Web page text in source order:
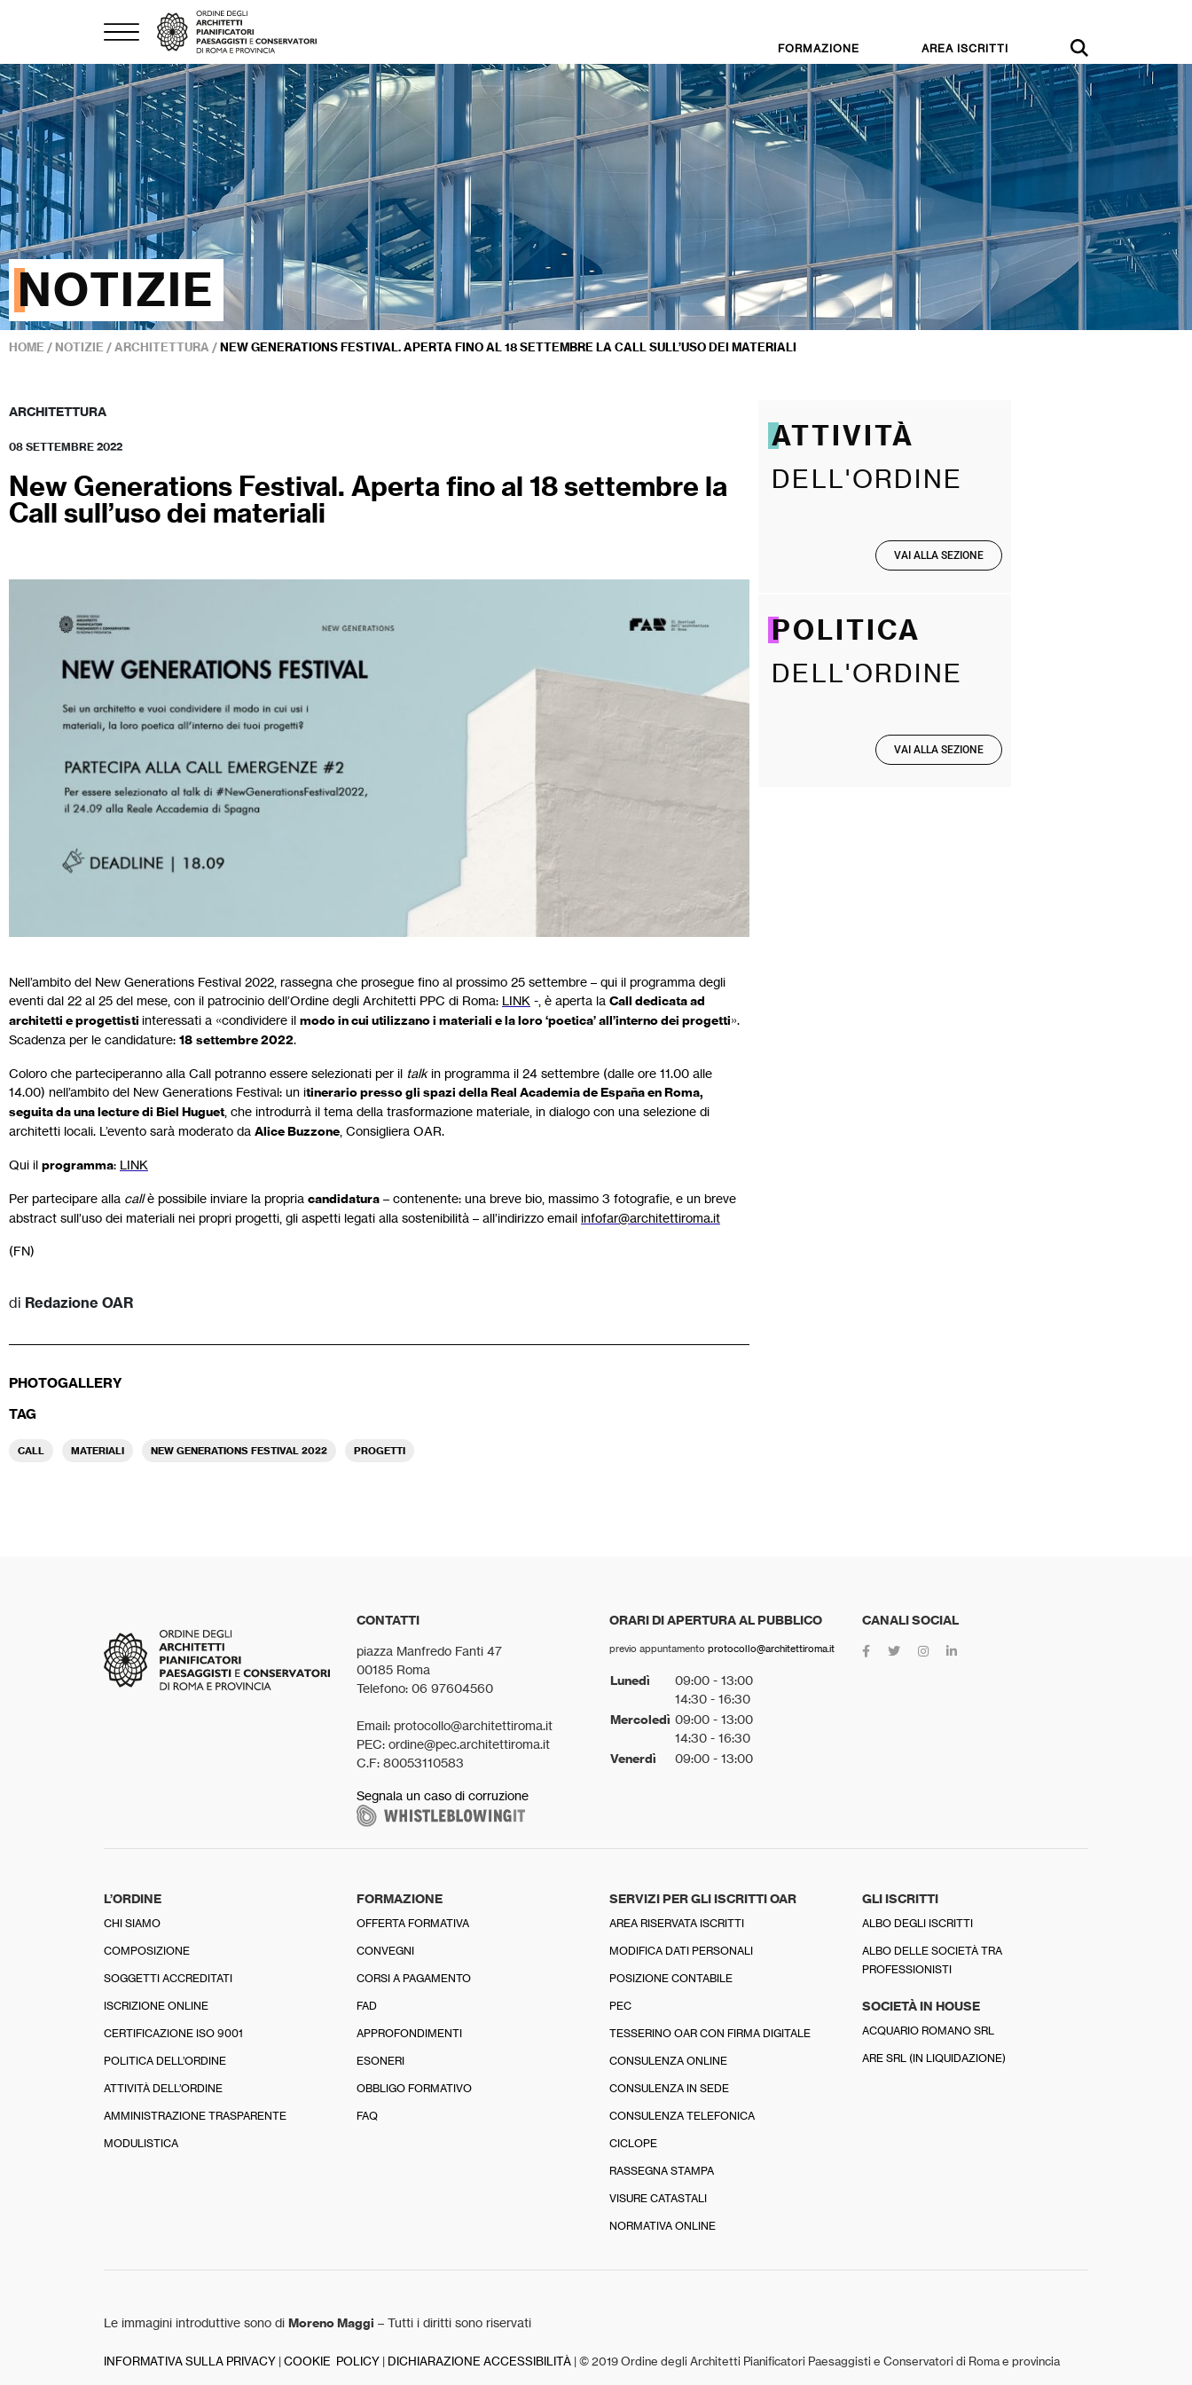
FORMAZIONE AREA ISCRITTI
NOTIZIE
HOME / NOTIZIE /ARCHITETTURA /NEW GENERATIONS FESTIVAL. APERTA FINO AL 18 SETTEMBRE LA CALL SULL’USO DEI MATERIALI
ARCHITETTURA
08 SETTEMBRE 2022
New Generations Festival. Aperta fino al 18 settembre la
Call sull’uso dei materiali
Nell’ambito del New Generations Festival 2022, rassegna che prosegue fino al prossimo 25 settembre – qui il programma degli
eventi dal 22 al 25 del mese, con il patrocinio dell’Ordine degli Architetti PPC di Roma: LINK -, è aperta la Call dedicata ad
architetti e progettisti interessati a «condividere il modo in cui utilizzano i materiali e la loro ‘poetica’ all’interno dei progetti».
Scadenza per le candidature: 18 settembre 2022.
Coloro che parteciperanno alla Call potranno essere selezionati per il talkin programma il 24 settembre (dalle ore 11.00 alle
14.00) nell’ambito del New Generations Festival: un itinerario presso gli spazi della Real Academia de España en Roma,
seguita da una lecture di Biel Huguet , che introdurrà il tema della trasformazione materiale, in dialogo con una selezione di
architetti locali. L’evento sarà moderato da Alice Buzzone , Consigliera OAR.
Qui il programma: LINK
Per partecipare alla callè possibile inviare la propria candidatura – contenente: una breve bio, massimo 3 fotografie, e un breve
abstract sull’uso dei materiali nei propri progetti, gli aspetti legati alla sostenibilità – all’indirizzo email infofar@architettiroma.it
(FN)
di Redazione OAR
PHOTOGALLERY
TAG
CALL MATERIALI NEW GENERATIONS FESTIVAL 2022 PROGETTI
ATTIVITÀ
DELL'ORDINE
VAI ALLA SEZIONE
POLITICA
DELL'ORDINE
VAI ALLA SEZIONE
CONTATTI
piazza Manfredo Fanti 47
00185 Roma
Telefono: 06 97604560
Email: protocollo@architettiroma.it
PEC: ordine@pec.architettiroma.it
C.F: 80053110583
Segnala un caso di corruzione
ORARI DI APERTURA AL PUBBLICO
previo appuntamento protocollo@architettiroma.it
Lunedì
09:00 - 13:00
14:30 - 16:30
Mercoledì 09:00 - 13:00
14:30 - 16:30
Venerdì 09:00 - 13:00
CANALI SOCIAL
L’ORDINE
CHI SIAMO
COMPOSIZIONE
SOGGETTI ACCREDITATI
ISCRIZIONE ONLINE
CERTIFICAZIONE ISO 9001
POLITICA DELL’ORDINE
ATTIVITÀ DELL’ORDINE
AMMINISTRAZIONE TRASPARENTE
MODULISTICA
FORMAZIONE
OFFERTA FORMATIVA
CONVEGNI
CORSI A PAGAMENTO
FAD
APPROFONDIMENTI
ESONERI
OBBLIGO FORMATIVO
FAQ
SERVIZI PER GLI ISCRITTI OAR
AREA RISERVATA ISCRITTI
MODIFICA DATI PERSONALI
POSIZIONE CONTABILE
PEC
TESSERINO OAR CON FIRMA DIGITALE
CONSULENZA ONLINE
CONSULENZA IN SEDE
CONSULENZA TELEFONICA
CICLOPE
RASSEGNA STAMPA
VISURE CATASTALI
NORMATIVA ONLINE
GLI ISCRITTI
ALBO DEGLI ISCRITTI
ALBO DELLE SOCIETÀ TRA
PROFESSIONISTI
SOCIETÀ IN HOUSE
ACQUARIO ROMANO SRL
ARE SRL (IN LIQUIDAZIONE)
Le immagini introduttive sono di Moreno Maggi – Tutti i diritti sono riservati
INFORMATIVA SULLA PRIVACY COOKIE POLICY DICHIARAZIONE ACCESSIBILITÀ | © 2019 Ordine degli Architetti Pianificatori Paesaggisti e Conservatori di Roma e provincia